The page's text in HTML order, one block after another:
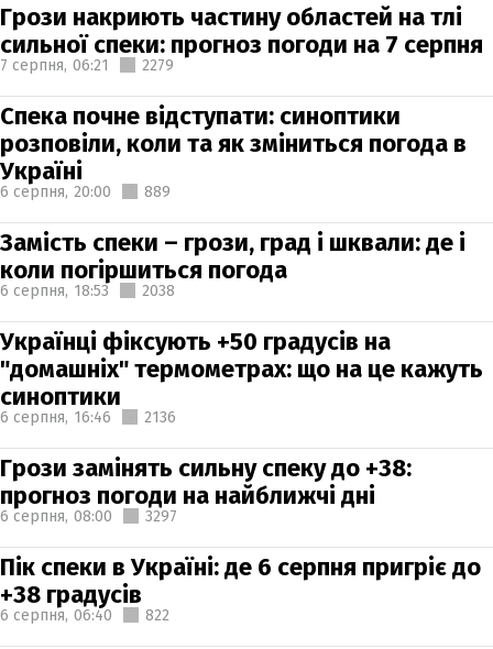
Грози накриють частину областей на тлі
сильної спеки: прогноз погоди на 7 серпня
7 серпня, 06:21 2279
Спека почне відступати: синоптики
розповіли, коли та як зміниться погода в
Україні
6 серпня, 20:00 889
Замість спеки – грози, град і шквали: де і
коли погіршиться погода
6 серпня, 18:53 2038
Українці фіксують +50 градусів на
"домашніх" термометрах: що на це кажуть
синоптики
6 серпня, 16:46 2136
Грози замінять сильну спеку до +38:
прогноз погоди на найближчі дні
6 серпня, 08:00 3297
Пік спеки в Україні: де 6 серпня пригріє до
+38 градусів
6 серпня, 06:40 822